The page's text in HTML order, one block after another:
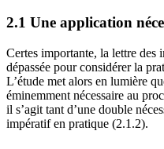
2.1 Une application
Certes importante, la lettre des
dépassée pour considérer la
L’étude met alors en lumière
éminemment nécessaire au
il s’agit tant d’une double
impératif en pratique (2.1.2).